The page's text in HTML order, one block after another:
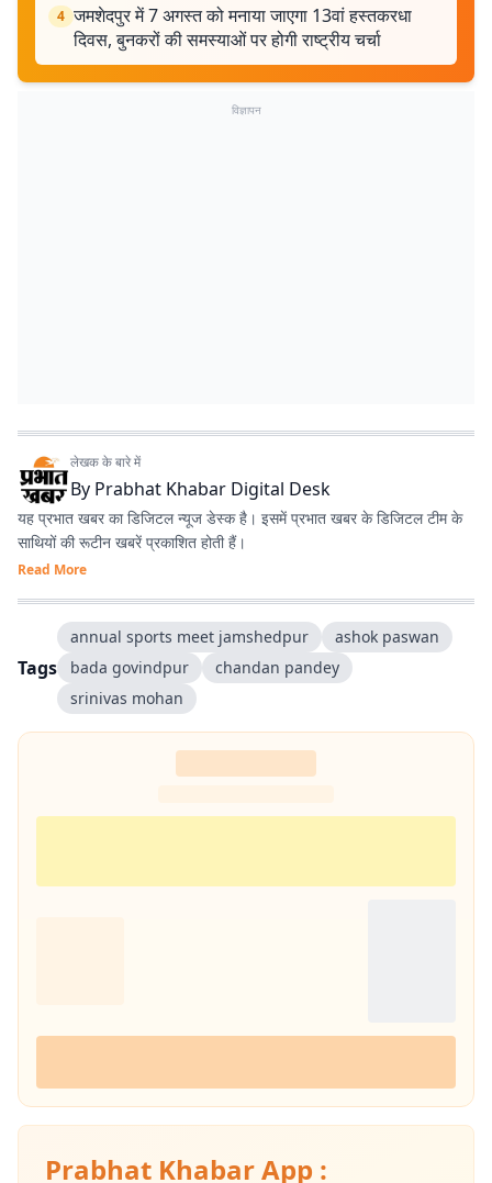
4 जमशेदपुर में 7 अगस्त को मनाया जाएगा 13वां हस्तकरधा
दिवस, बुनकरों की समस्याओं पर होगी राष्ट्रीय चर्चा
विज्ञापन
लेखक के बारे में
By Prabhat Khabar Digital Desk
यह प्रभात खबर का डिजिटल न्यूज डेस्क है। इसमें प्रभात खबर के डिजिटल टीम के
साथियों की रूटीन खबरें प्रकाशित होती हैं।
Read More
Tags
annual sports meet jamshedpur
ashok paswan
bada govindpur
chandan pandey
srinivas mohan
Prabhat Khabar App :